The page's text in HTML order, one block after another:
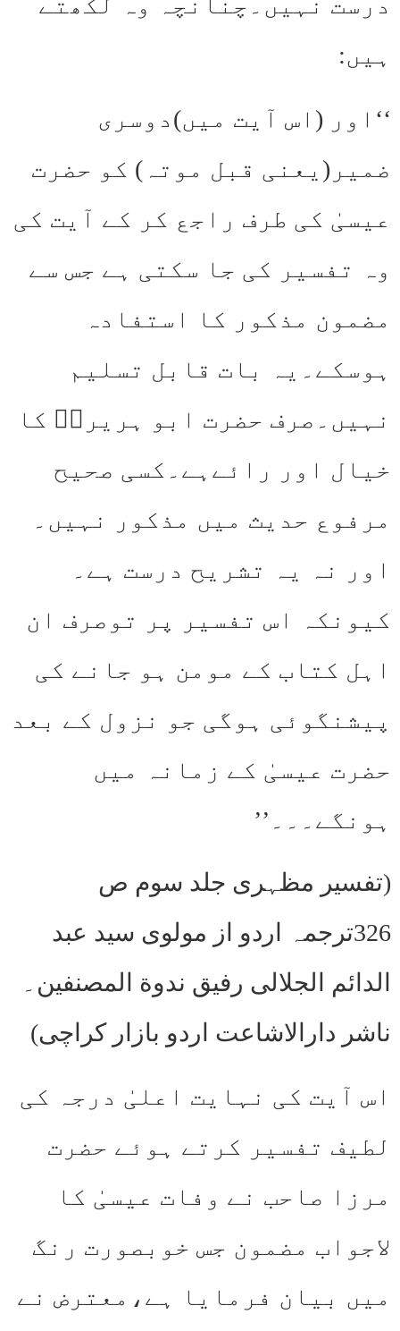
ہیں:
‘‘اور (اس آیت میں)دوسری
ضمیر(یعنی قبل موتہ) کو حضرت
عیسیٰ کی طرف راجع کر کے آیت کی
وہ تفسیر کی جا سکتی ہے جس سے
مضمون مذکور کا استفادہ
ہوسکے۔یہ بات قابل تسلیم
نہیں۔صرف حضرت ابو ہریرةؓ کا
خیال اور رائےہے۔کسی صحیح
مرفوع حدیث میں مذکور نہیں۔
اور نہ یہ تشریح درست ہے۔
کیونکہ اس تفسیر پر توصرف ان
اہل کتاب کے مومن ہو جانے کی
پیشنگوئی ہوگی جو نزول کے بعد
حضرت عیسیٰ کے زمانہ میں
ہونگے۔۔۔’’
(تفسیر مظہری جلد سوم ص
326ترجمہ اردو از مولوی سید عبد
الدائم الجلالی رفیق ندوة المصنفین۔
ناشر دارالاشاعت اردو بازار کراچی)
اس آیت کی نہایت اعلیٰ درجہ کی
لطیف تفسیر کرتے ہوئے حضرت
مرزا صاحب نے وفات عیسیٰ کا
لاجواب مضمون جس خوبصورت رنگ
میں بیان فرمایا ہے،معترض نے